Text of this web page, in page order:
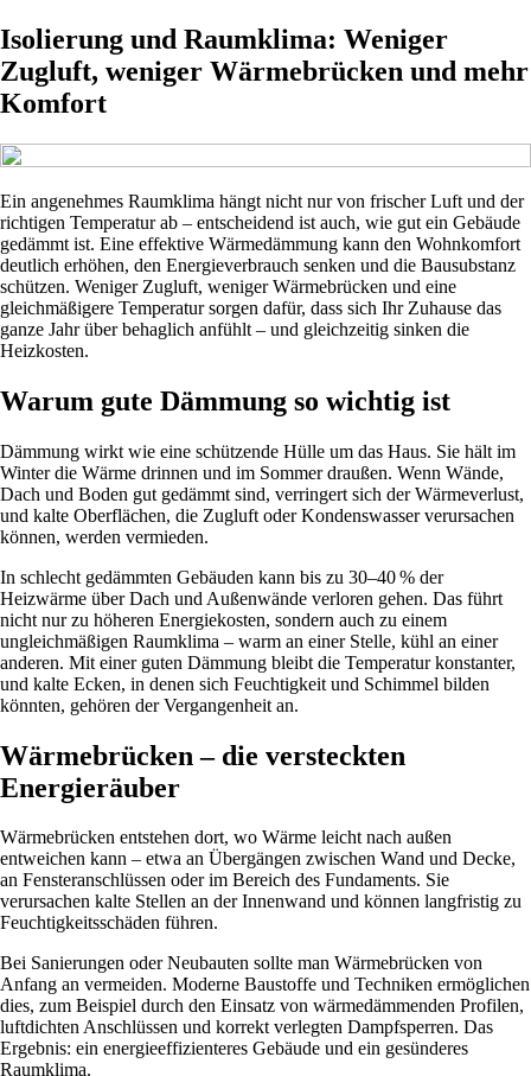
Isolierung und Raumklima: Weniger
Zugluft, weniger Wärmebrücken und mehr
Komfort
Ein angenehmes Raumklima hängt nicht nur von frischer Luft und der
richtigen Temperatur ab – entscheidend ist auch, wie gut ein Gebäude
gedämmt ist. Eine effektive Wärmedämmung kann den Wohnkomfort
deutlich erhöhen, den Energieverbrauch senken und die Bausubstanz
schützen. Weniger Zugluft, weniger Wärmebrücken und eine
gleichmäßigere Temperatur sorgen dafür, dass sich Ihr Zuhause das
ganze Jahr über behaglich anfühlt – und gleichzeitig sinken die
Heizkosten.
Warum gute Dämmung so wichtig ist
Dämmung wirkt wie eine schützende Hülle um das Haus. Sie hält im
Winter die Wärme drinnen und im Sommer draußen. Wenn Wände,
Dach und Boden gut gedämmt sind, verringert sich der Wärmeverlust,
und kalte Oberflächen, die Zugluft oder Kondenswasser verursachen
können, werden vermieden.
In schlecht gedämmten Gebäuden kann bis zu 30–40 % der
Heizwärme über Dach und Außenwände verloren gehen. Das führt
nicht nur zu höheren Energiekosten, sondern auch zu einem
ungleichmäßigen Raumklima – warm an einer Stelle, kühl an einer
anderen. Mit einer guten Dämmung bleibt die Temperatur konstanter,
und kalte Ecken, in denen sich Feuchtigkeit und Schimmel bilden
könnten, gehören der Vergangenheit an.
Wärmebrücken – die versteckten
Energieräuber
Wärmebrücken entstehen dort, wo Wärme leicht nach außen
entweichen kann – etwa an Übergängen zwischen Wand und Decke,
an Fensteranschlüssen oder im Bereich des Fundaments. Sie
verursachen kalte Stellen an der Innenwand und können langfristig zu
Feuchtigkeitsschäden führen.
Bei Sanierungen oder Neubauten sollte man Wärmebrücken von
Anfang an vermeiden. Moderne Baustoffe und Techniken ermöglichen
dies, zum Beispiel durch den Einsatz von wärmedämmenden Profilen,
luftdichten Anschlüssen und korrekt verlegten Dampfsperren. Das
Ergebnis: ein energieeffizienteres Gebäude und ein gesünderes
Raumklima.